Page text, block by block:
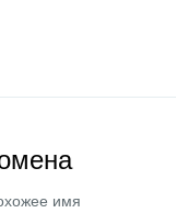
имя